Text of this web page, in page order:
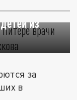
В Питере
из
за
в